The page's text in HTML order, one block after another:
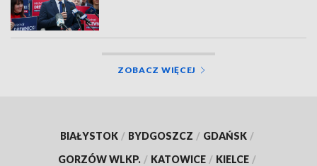
ZOBACZ WIĘCEJ
BIAŁYSTOK / BYDGOSZCZ / GDAŃSK /
GORZÓW WLKP. / KATOWICE / KIELCE /